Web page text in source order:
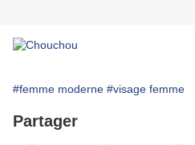
#femme moderne #visage femme
Partager